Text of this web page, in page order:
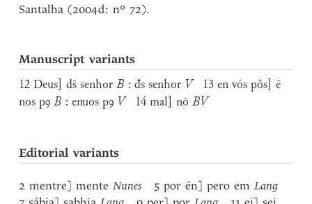
Santalha (2004d: nº 72).
Manuscript variants
12 Deus] ds̄ senhorB : đs senhor V 13 en vós pôs] ē
nos pꝯB : enuos pꝯ V 14 mal] nōBV
Editorial variants
2 mentre] menteNunes 5 por én] pero emLang